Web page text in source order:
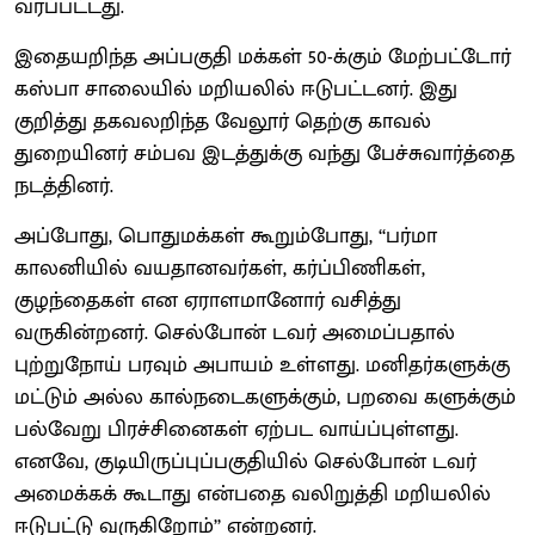
இதையறிந்த அப்பகுதி மக்கள் 50-க்கும் மேற்பட்டோர்
கஸ்பா சாலையில் மறியலில் ஈடுபட்டனர். இது
குறித்து தகவலறிந்த வேலூர் தெற்கு காவல்
துறையினர் சம்பவ இடத்துக்கு வந்து பேச்சுவார்த்தை
நடத்தினர்.
அப்போது, பொதுமக்கள் கூறும்போது, ‘‘பர்மா
காலனியில் வயதானவர்கள், கர்ப்பிணிகள்,
குழந்தைகள் என ஏராளமானோர் வசித்து
வருகின்றனர். செல்போன் டவர் அமைப்பதால்
புற்றுநோய் பரவும் அபாயம் உள்ளது. மனிதர்களுக்கு
மட்டும் அல்ல கால்நடைகளுக்கும், பறவை களுக்கும்
பல்வேறு பிரச்சினைகள் ஏற்பட வாய்ப்புள்ளது.
எனவே, குடியிருப்புப்பகுதியில் செல்போன் டவர்
அமைக்கக் கூடாது என்பதை வலிறுத்தி மறியலில்
ஈடுபட்டு வருகிறோம்’’ என்றனர்.